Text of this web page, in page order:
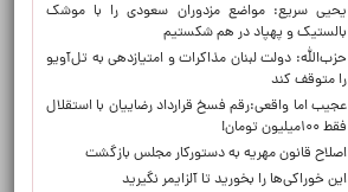
یحیی سریع: مواضع مزدوران سعودی را با موشک
بالستیک و پهپاد در هم شکستیم
حزب‌الله: دولت لبنان مذاکرات و امتیازدهی به تل‌آویو
را متوقف کند
عجیب اما واقعی:رقم فسخ قرارداد رضاییان با استقلال
فقط ۱۰۰میلیون تومان!
اصلاح قانون مهریه به دستورکار مجلس بازگشت
این خوراکی‌ها را بخورید تا آلزایمر نگیرید